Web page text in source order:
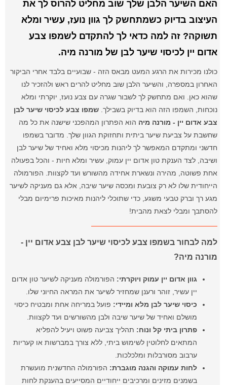
האם השיער הלבן שלך שוב מחליט להרוס לך את
העיצוב בדיוק כשמתחשק לך גוון נועז, עשיר ומלא
תשוקה? זה למה כדאי לך להתקדם לשמפו צבע
אדום יין לכיסוי שיער לבן של מורנה מיה.
כולנו מכירות את הרגע המעט מבאס הזה - שבועיים בלבד אחרי הביקור
האחרון במספרה, והשיער הלבן שוב מחליט להרים ראש ולהזכיר לנו
שהוא כאן. ואם מתחשק לך לשבור שגרה עם צבע נועז, יוקרתי ומלא
נוכחות, השמפו הזה הוא בדיוק בשבילך.שמפו צבע לכיסוי שיער לבן
צבע אדום יין - מורנה מיה הוא הפתרון המהפכני שישנה את כל מה
שחשבת על צביעת שיער ביתית ותחזוקת הגוון שלך. מדובר בשמפו
חדשני ומתקדם המאפשר לך ליהנות מכיסוי מלא ואחיד של שיער לבן
ושיבה, לצד הענקת טון אדום יין עמוק, עשיר ומלא חיות - והכל בפעולה
אחת פשוטה, מהירה ונשארת אחידה מהשורש ועד לקצוות. הפורמולה
הייחודית שלו לא רק צובעת ומכסה שיער שיבה, אלא גם מעניקה לשיער
מגע רך וברק טבעי משגע, כדי שתוכלי ליהנות מאיכות פרימיום מבלי
להסתבך ומבלי לצאת מהבית!
למה לבחור בשמפו צבע לכיסוי שיער לבן צבע אדום יין -
מורנה מיה?
גוון אדום יין עמוק ויוקרתי: הפורמולה מעניקה לשיער טון אדום
יין עשיר, זוהר ורענן שמחזיר לשיער את המראה החיוני שלו.
כיסוי שיער לבן מלא ומיידי: פועל במריחה אחת ומבטיח כיסוי
מושלם ואחיד של שיער שיבה ולבן מהשורשים ועד לקצוות.
פתרון ביתי קל ונוח: תהליך צביעה פשוט ויעיל להפליא
המתאים לחלוטין לשימוש ביתי, ללא צורך במברשות או קעריות
ערבוב מסורבלות ומלכלכות.
לחות עמוקה והגנה מוגברת: הפורמולה החדשנית מועשרת
בשמנים מזינים ומרכיבים ייחודיים המסייעים בהענקת לחות